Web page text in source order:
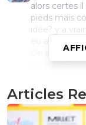
alors certes
pieds mais
idée? y a
eu a faire
On en
plus
johnny-m71
Articles